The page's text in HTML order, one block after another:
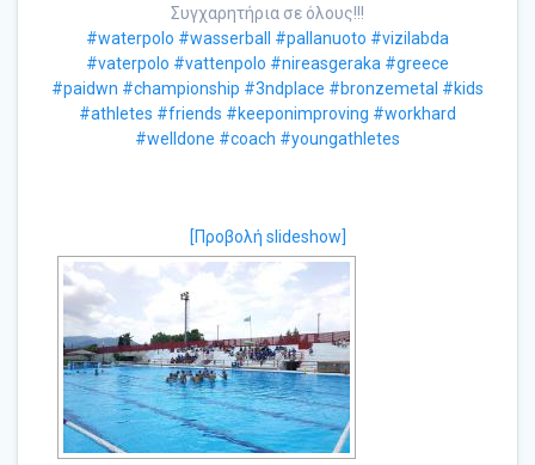
Συγχαρητήρια σε όλους!!!
#waterpolo #wasserball #pallanuoto #vizilabda
#vaterpolo #vattenpolo #nireasgeraka #greece
#paidwn #championship #3ndplace #bronzemetal #kids
#athletes #friends #keeponimproving #workhard
#welldone #coach #youngathletes
[Προβολή slideshow]